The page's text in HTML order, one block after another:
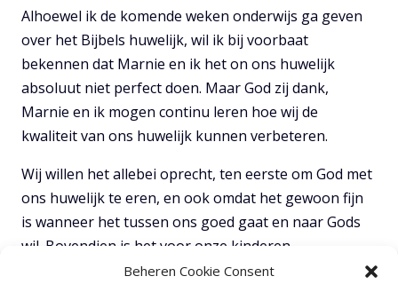
Beheren Cookie Consent
Alhoewel ik de komende weken onderwijs ga geven
over het Bijbels huwelijk, wil ik bij voorbaat
bekennen dat Marnie en ik het on ons huwelijk
absoluut niet perfect doen. Maar God zij dank,
Marnie en ik mogen continu leren hoe wij de
kwaliteit van ons huwelijk kunnen verbeteren.
Wij willen het allebei oprecht, ten eerste om God met
ons huwelijk te eren, en ook omdat het gewoon fijn
is wanneer het tussen ons goed gaat en naar Gods
wil. Bovendien is het voor onze kinderen,
kleinkinderen en iedereen om ons heen gewoon